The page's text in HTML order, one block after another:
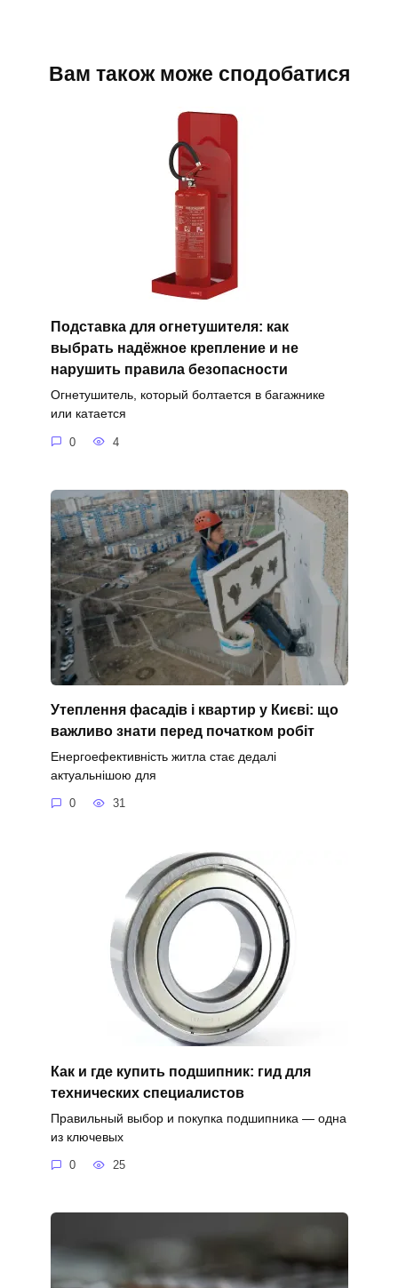
Вам також може сподобатися
Подставка для огнетушителя: как
выбрать надёжное крепление и не
нарушить правила безопасности
Огнетушитель, который болтается в багажнике
или катается
0 4
Утеплення фасадів і квартир у Києві: що
важливо знати перед початком робіт
Енергоефективність житла стає дедалі
актуальнішою для
0 31
Как и где купить подшипник: гид для
технических специалистов
Правильный выбор и покупка подшипника — одна
из ключевых
0 25